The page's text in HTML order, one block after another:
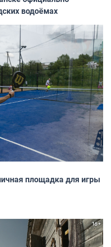
водоёмах
площадка для игры